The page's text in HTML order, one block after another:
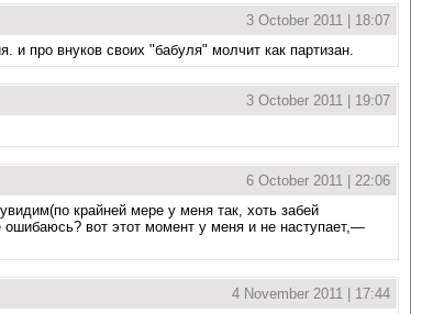
3 October 2011 | 18:07
и про внуков своих "бабуля" молчит как партизан.
3 October 2011 | 19:07
6 October 2011 | 22:06
крайней мере у меня так, хоть забей
ошибаюсь? вот этот момент у меня и не наступает,—
4 November 2011 | 17:44